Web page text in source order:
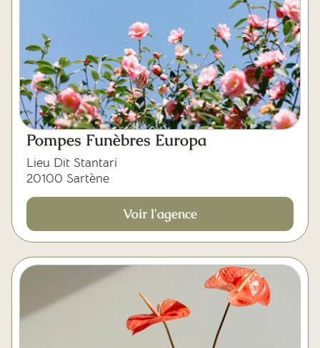
Pompes Funèbres Europa
Lieu Dit Stantari
20100 Sartène
Voir l'agence